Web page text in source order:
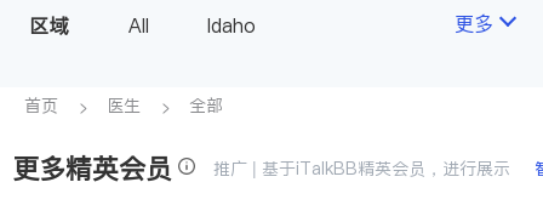
房地产租售
教育
非盈利组织
区域 All Idaho 更多
首页 医生 全部
更多精英会员 推广 | 基于iTalkBB精英会员，进行展示